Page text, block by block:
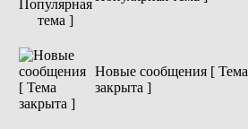
Новые сообщения [ Тема
закрыта ]